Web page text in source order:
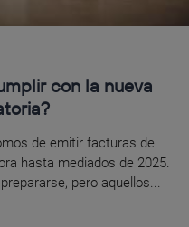
con la nueva
de emitir facturas de
hasta mediados de 2025.
pero aquellos...